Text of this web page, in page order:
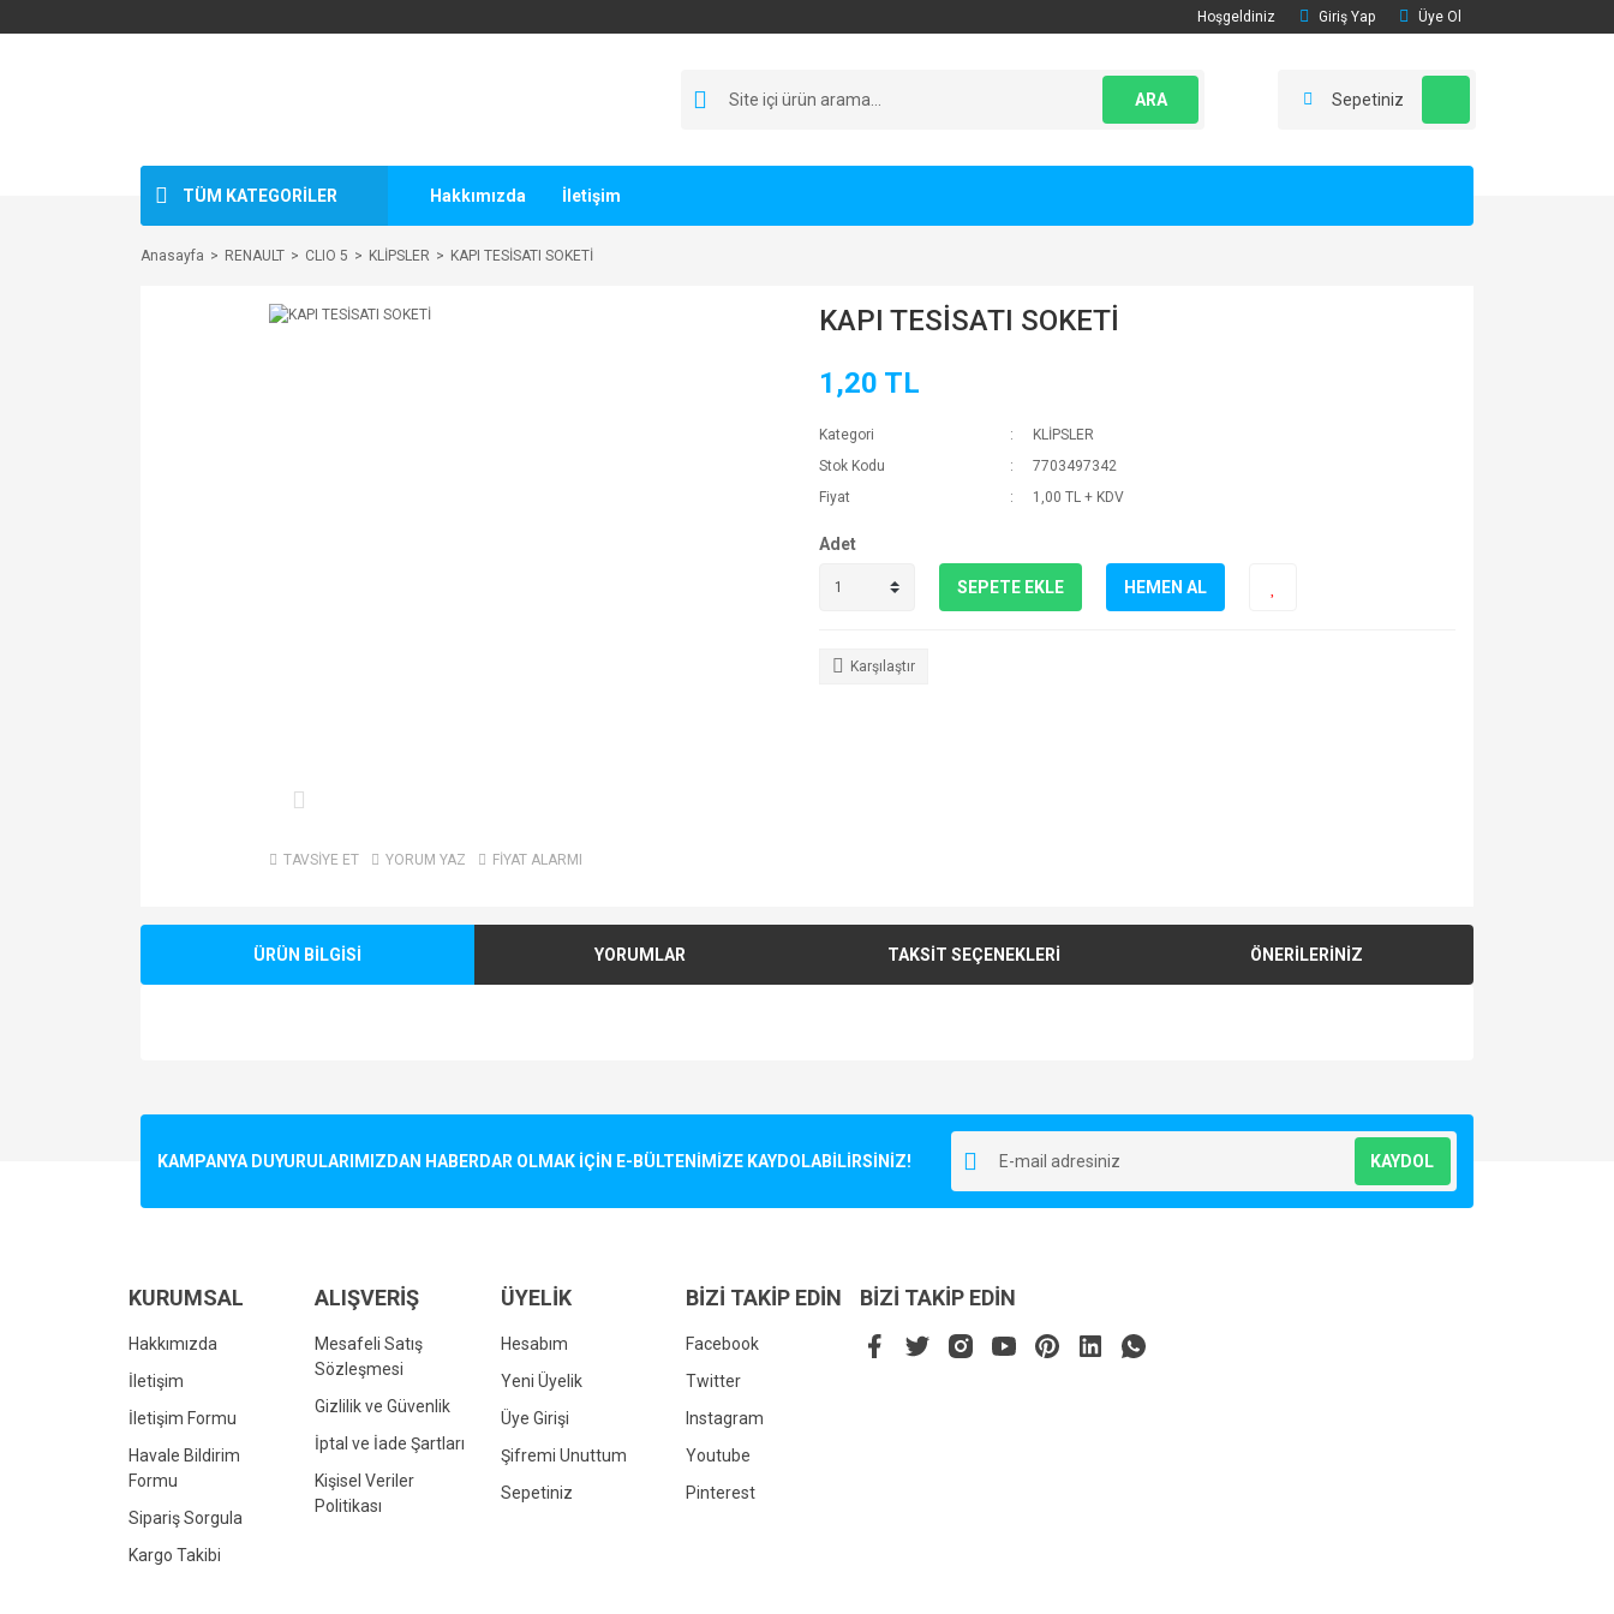
Hoşgeldiniz Giriş Yap Üye Ol
ARA Sepetiniz
TÜM KATEGORİLER Hakkımızda İletişim
Anasayfa RENAULT CLIO 5 KLİPSLER KAPI TESİSATI SOKETİ
TAVSİYE ET YORUM YAZ FİYAT ALARMI
KAPI TESİSATI SOKETİ
1,20 TL
Kategori
KLİPSLER
Stok Kodu
7703497342
Fiyat
1,00 TL + KDV
Adet
SEPETE EKLE HEMEN AL
Karşılaştır
ÜRÜN BİLGİSİ YORUMLAR TAKSİT SEÇENEKLERİ ÖNERİLERİNİZ
Ürün resmi kalitesiz, bozuk veya görüntülenemiyor.
Bu ürüne benzer farklı alternatifler olmalı.
KAMPANYA DUYURULARIMIZDAN HABERDAR OLMAK İÇİN E-BÜLTENİMİZE KAYDOLABİLİRSİNİZ! KAYDOL
KURUMSAL
Hakkımızda
İletişim
İletişim Formu
Havale Bildirim
Formu
Sipariş Sorgula
Kargo Takibi
ALIŞVERİŞ
Mesafeli Satış
Sözleşmesi
Gizlilik ve Güvenlik
İptal ve İade Şartları
Kişisel Veriler
Politikası
ÜYELİK
Hesabım
Yeni Üyelik
Üye Girişi
Şifremi Unuttum
Sepetiniz
BİZİ TAKİP EDİN
Facebook
Twitter
Instagram
Youtube
Pinterest
BİZİ TAKİP EDİN